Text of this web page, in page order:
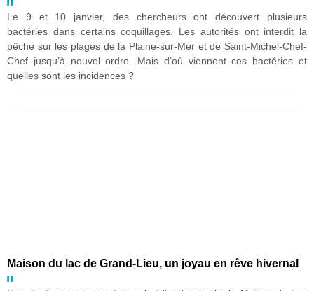
Le 9 et 10 janvier, des chercheurs ont découvert plusieurs
bactéries dans certains coquillages. Les autorités ont interdit la
pêche sur les plages de la Plaine-sur-Mer et de Saint-Michel-Chef-
Chef jusqu’à nouvel ordre. Mais d’où viennent ces bactéries et
quelles sont les incidences ?
Maison du lac de Grand-Lieu, un joyau en rêve hivernal